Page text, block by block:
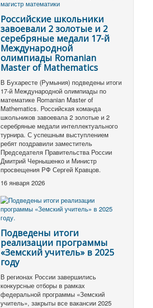
Российские школьники
завоевали 2 золотые и 2
серебряные медали 17-й
Международной
олимпиады Romanian
Master of Mathematics
В Бухаресте (Румыния) подведены итоги
17-й Международной олимпиады по
математике Romanian Master of
Mathematics. Российская команда
школьников завоевала 2 золотые и 2
серебряные медали интеллектуального
турнира. С успешным выступлением
ребят поздравили заместитель
Председателя Правительства России
Дмитрий Чернышенко и Министр
просвещения РФ Сергей Кравцов.
16 января 2026
Подведены итоги
реализации программы
«Земский учитель» в 2025
году
В регионах России завершились
конкурсные отборы в рамках
федеральной программы «Земский
учитель», закрыты все вакансии 2025